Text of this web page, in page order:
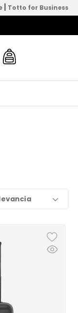
| Totto for Business